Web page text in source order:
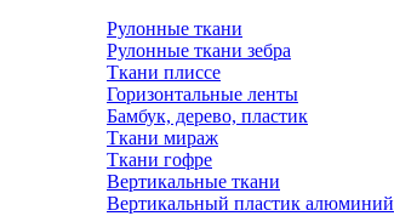
Рулонные ткани
Рулонные ткани зебра
Ткани плиссе
Горизонтальные ленты
Бамбук, дерево, пластик
Ткани мираж
Ткани гофре
Вертикальные ткани
Вертикальный пластик алюминий